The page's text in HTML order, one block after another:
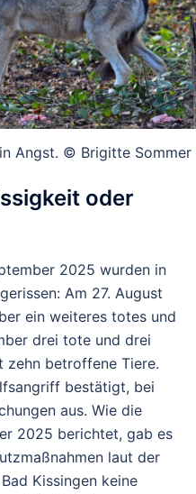
Angst. © Brigitte Sommer
oder
2025 wurden in
Am 27. August
ein weiteres totes und
drei tote und drei
zehn betroffene Tiere.
bestätigt, bei
aus. Wie die
2025 berichtet, gab es
laut der
Kissingen keine